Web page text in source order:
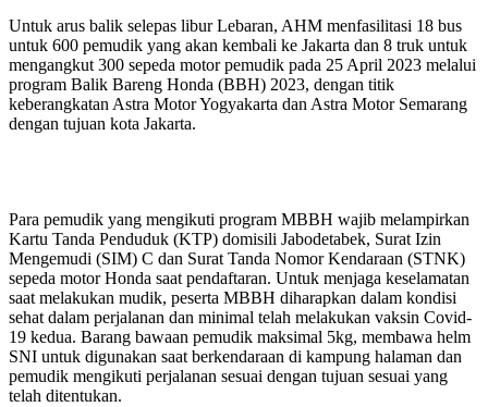
Untuk arus balik selepas libur Lebaran, AHM menfasilitasi 18 bus
untuk 600 pemudik yang akan kembali ke Jakarta dan 8 truk untuk
mengangkut 300 sepeda motor pemudik pada 25 April 2023 melalui
program Balik Bareng Honda (BBH) 2023, dengan titik
keberangkatan Astra Motor Yogyakarta dan Astra Motor Semarang
dengan tujuan kota Jakarta.
Para pemudik yang mengikuti program MBBH wajib melampirkan
Kartu Tanda Penduduk (KTP) domisili Jabodetabek, Surat Izin
Mengemudi (SIM) C dan Surat Tanda Nomor Kendaraan (STNK)
sepeda motor Honda saat pendaftaran. Untuk menjaga keselamatan
saat melakukan mudik, peserta MBBH diharapkan dalam kondisi
sehat dalam perjalanan dan minimal telah melakukan vaksin Covid-
19 kedua. Barang bawaan pemudik maksimal 5kg, membawa helm
SNI untuk digunakan saat berkendaraan di kampung halaman dan
pemudik mengikuti perjalanan sesuai dengan tujuan sesuai yang
telah ditentukan.